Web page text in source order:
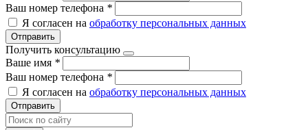
Ваш номер телефона *
Я согласен на обработку персональных данных
Отправить
Получить консультацию
Ваше имя *
Ваш номер телефона *
Я согласен на обработку персональных данных
Отправить